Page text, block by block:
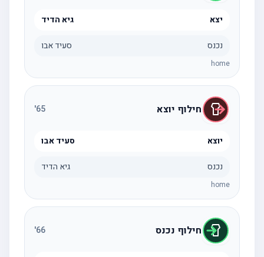
יצא גיא הדיד
נכנס סעיד אבו
home
חילוף יוצא 65
'
יוצא סעיד אבו
נכנס גיא הדיד
home
חילוף נכנס 66
'